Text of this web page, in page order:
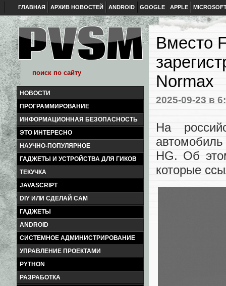
ГЛАВНАЯ АРХИВ НОВОСТЕЙ ANDROID GOOGLE APPLE
НОВОСТИ
ПРОГРАММИРОВАНИЕ
ИНФОРМАЦИОННАЯ БЕЗОПАСНОСТЬ
ЭТО ИНТЕРЕСНО
НАУЧНО-ПОПУЛЯРНОЕ
ГАДЖЕТЫ И УСТРОЙСТВА ДЛЯ ГИКОВ
ТЕКУЧКА
JAVASCRIPT
DIY ИЛИ СДЕЛАЙ САМ
ГАДЖЕТЫ
ANDROID
СИСТЕМНОЕ АДМИНИСТРИРОВАНИЕ
УПРАВЛЕНИЕ ПРОЕКТАМИ
PYTHON
РАЗРАБОТКА
Вместо
Normax
2025-09-23 в
На
HG. Об
которые